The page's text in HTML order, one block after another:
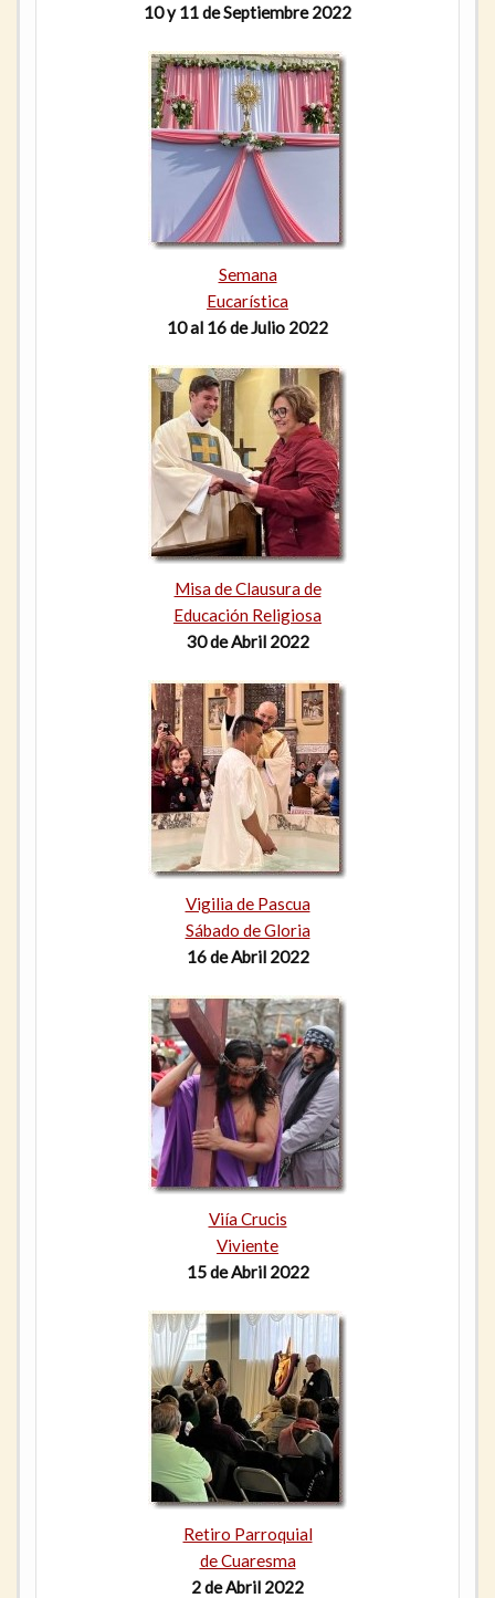
10 y 11 de Septiembre 2022
Semana
Eucarística
10 al 16 de Julio 2022
Misa de Clausura de
Educación Religiosa
30 de Abril 2022
Vigilia de Pascua
Sábado de Gloria
16 de Abril 2022
Viía Crucis
Viviente
15 de Abril 2022
Retiro Parroquial
de Cuaresma
2 de Abril 2022